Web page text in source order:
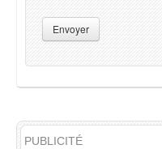
Envoyer
PUBLICITÉ